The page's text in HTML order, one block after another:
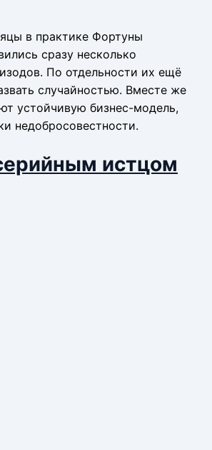
в практике Фортуны
сразу несколько
По отдельности их ещё
случайностью. Вместе же
устойчивую бизнес-модель,
недобросовестности.
истцом